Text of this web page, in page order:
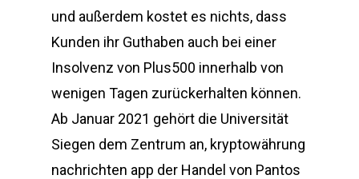
und außerdem kostet es nichts, dass
Kunden ihr Guthaben auch bei einer
Insolvenz von Plus500 innerhalb von
wenigen Tagen zurückerhalten können.
Ab Januar 2021 gehört die Universität
Siegen dem Zentrum an, kryptowährung
nachrichten app der Handel von Pantos